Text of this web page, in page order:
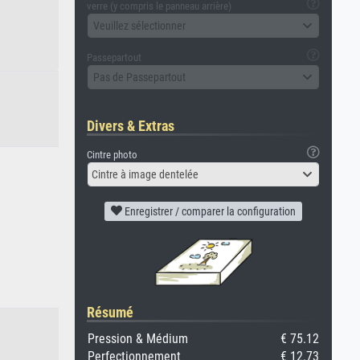
verre (y compris le panneau arrière)
Veuillez sélectionner
Passepartout
Pas de Passepartout
Divers & Extras
Cintre photo
Cintre à image dentelée
Enregistrer / comparer la configuration
Résumé
Pression & Médium
€ 75.12
Perfectionnement
€ 12.73